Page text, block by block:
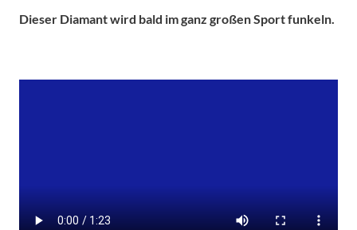
Dieser Diamant wird bald im ganz großen Sport funkeln.